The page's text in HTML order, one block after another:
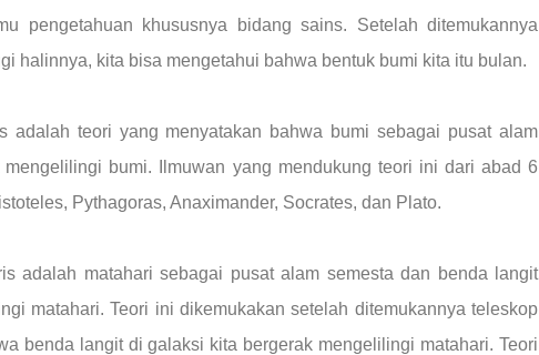
pengetahuan khususnya bidang sains. Setelah ditemukannya
halinnya, kita bisa mengetahui bahwa bentuk bumi kita itu bulan.
adalah teori yang menyatakan bahwa bumi sebagai pusat alam
bumi. Ilmuwan yang mendukung teori ini dari abad 6
Pythagoras, Anaximander, Socrates, dan Plato.
adalah matahari sebagai pusat alam semesta dan benda langit
matahari. Teori ini dikemukakan setelah ditemukannya teleskop
benda langit di galaksi kita bergerak mengelilingi matahari. Teori